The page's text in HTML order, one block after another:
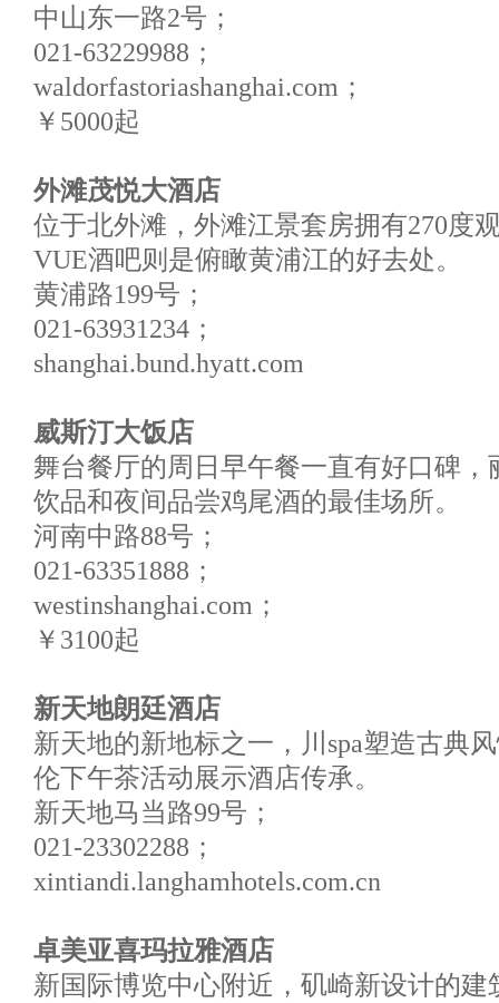
中山东一路2号；
021-63229988；
waldorfastoriashanghai.com；
￥5000起
外滩茂悦大酒店
位于北外滩，外滩江景套房拥有270度
VUE酒吧则是俯瞰黄浦江的好去处。
黄浦路199号；
021-63931234；
shanghai.bund.hyatt.com
威斯汀大饭店
舞台餐厅的周日早午餐一直有好口碑
饮品和夜间品尝鸡尾酒的最佳场所。
河南中路88号；
021-63351888；
westinshanghai.com；
￥3100起
新天地朗廷酒店
新天地的新地标之一，川spa塑造古典
伦下午茶活动展示酒店传承。
新天地马当路99号；
021-23302288；
xintiandi.langhamhotels.com.cn
卓美亚喜玛拉雅酒店
新国际博览中心附近，矶崎新设计的